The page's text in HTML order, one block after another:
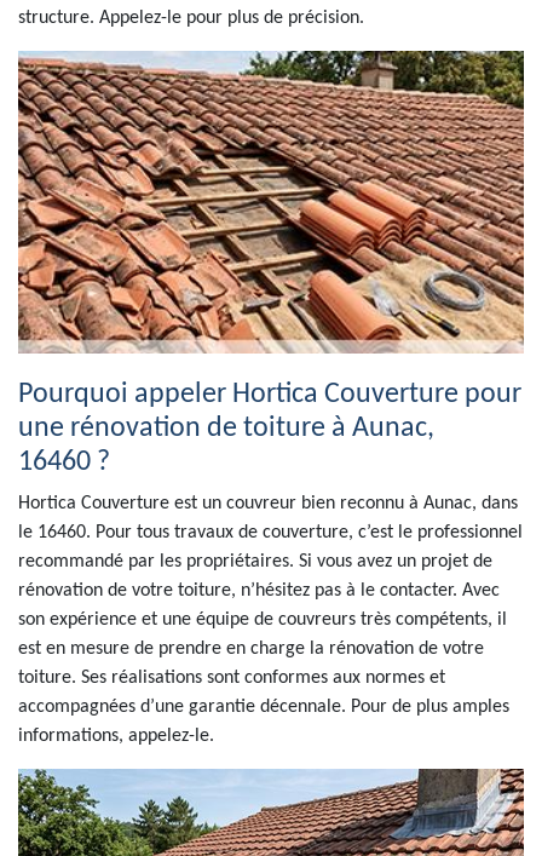
structure. Appelez-le pour plus de précision.
Pourquoi appeler Hortica Couverture pour
une rénovation de toiture à Aunac,
16460 ?
Hortica Couverture est un couvreur bien reconnu à Aunac, dans
le 16460. Pour tous travaux de couverture, c’est le professionnel
recommandé par les propriétaires. Si vous avez un projet de
rénovation de votre toiture, n’hésitez pas à le contacter. Avec
son expérience et une équipe de couvreurs très compétents, il
est en mesure de prendre en charge la rénovation de votre
toiture. Ses réalisations sont conformes aux normes et
accompagnées d’une garantie décennale. Pour de plus amples
informations, appelez-le.